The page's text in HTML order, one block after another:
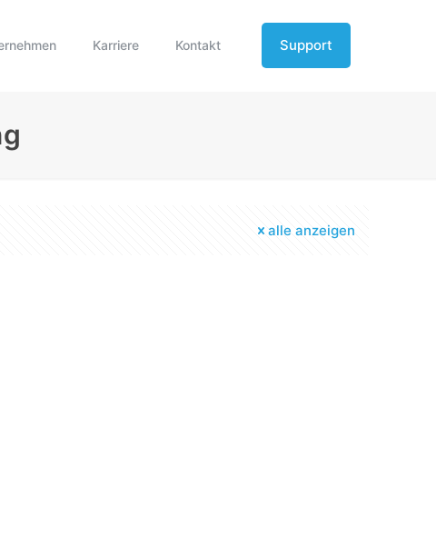
Karriere Kontakt Support
alle anzeigen